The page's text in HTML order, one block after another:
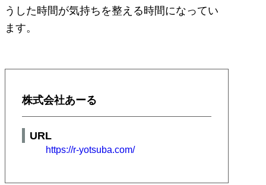
うした時間が気持ちを整える時間になってい
ます。
株式会社あーる
URL
https://r-yotsuba.com/